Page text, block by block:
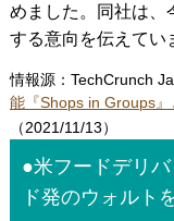
めました。同社は、
する意向を伝えてい
情報源：TechCrunch
能『Shops in Groups
（2021/11/13）
●米フードデリ
ド発のウォルト